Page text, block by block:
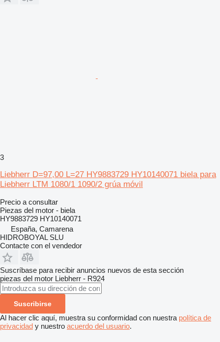
3
Liebherr D=97,00 L=27 HY9883729 HY10140071 biela para
Liebherr LTM 1080/1 1090/2 grúa móvil
Precio a consultar
Piezas del motor - biela
HY9883729 HY10140071
España, Camarena
HIDROBOYAL SLU
Contacte con el vendedor
Suscríbase para recibir anuncios nuevos de esta sección
piezas del motor Liebherr - R924
Suscribirse
Al hacer clic aquí, muestra su conformidad con nuestra política de
privacidad y nuestro acuerdo del usuario.